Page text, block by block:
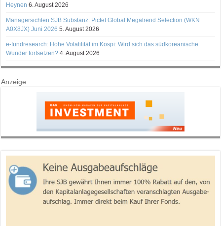
Heynen 6. August 2026
Managersichten SJB Substanz: Pictet Global Megatrend Selection (WKN
A0X8JX) Juni 2026 5. August 2026
e-fundresearch: Hohe Volatilität im Kospi: Wird sich das südkoreanische
Wunder fortsetzen? 4. August 2026
Anzeige